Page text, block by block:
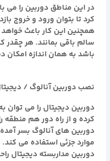
در این مناطق دوربین را
کرد تا بتوان ورود و خروج
همچنین این کار باعث
سالم باقی بمانند. هر
باشد به همان اندازه امکان
نصب دوربین آنالوگ /
دوربین دیجیتال را می
کرده و از راه دور هم منطقه
دوربین های آنالوگ بسر
موارد جزئی استفاده می
دوربین مداربسته دیجیتال